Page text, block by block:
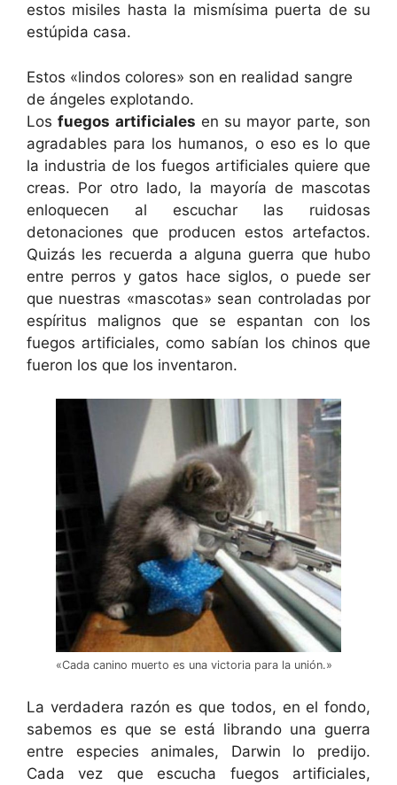
estos misiles hasta la mismísima puerta de su
estúpida casa.
Estos «lindos colores» son en realidad sangre
de ángeles explotando.
Losfuegos artificiales en su mayor parte, son
agradables para los humanos, o eso es lo que
la industria de los fuegos artificiales quiere que
creas. Por otro lado, la mayoría de mascotas
enloquecen al escuchar las ruidosas
detonaciones que producen estos artefactos.
Quizás les recuerda a alguna guerra que hubo
entre perros y gatos hace siglos, o puede ser
que nuestras «mascotas» sean controladas por
espíritus malignos que se espantan con los
fuegos artificiales, como sabían los chinos que
fueron los que los inventaron.
«Cada canino muerto es una victoria para la unión.»
La verdadera razón es que todos, en el fondo,
sabemos es que se está librando una guerra
entre especies animales, Darwin lo predijo.
Cada vez que escucha fuegos artificiales,